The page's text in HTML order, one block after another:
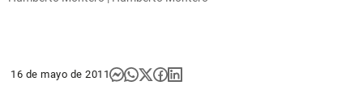
16 de mayo de 2011